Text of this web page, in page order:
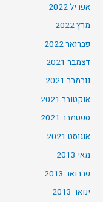
אפריל 2022
מרץ 2022
פברואר 2022
דצמבר 2021
נובמבר 2021
אוקטובר 2021
ספטמבר 2021
אוגוסט 2021
מאי 2013
פברואר 2013
ינואר 2013